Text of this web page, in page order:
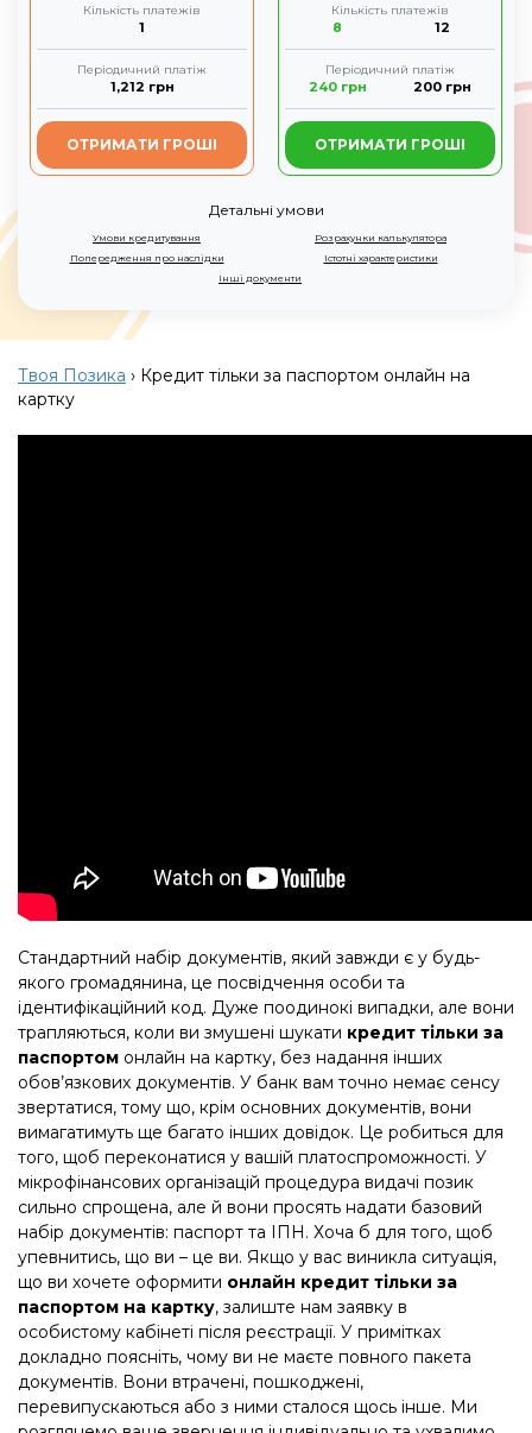
Кількість платежів
1
Періодичний платіж
1,212 грн
ОТРИМАТИ ГРОШІ
Кількість платежів
8 12
Періодичний платіж
240грн 200 грн
ОТРИМАТИ ГРОШІ
Детальні умови
Умови кредитування
Розрахунки калькулятора
Попередження про наслідки
Істотні характеристики
Інші документи
Твоя Позика › Кредит тільки за паспортом онлайн на
картку
Стандартний набір документів, який завжди є у будь-
якого громадянина, це посвідчення особи та
ідентифікаційний код. Дуже поодинокі випадки, але вони
трапляються, коли ви змушені шукати кредит тільки за
паспортом онлайн на картку, без надання інших
обов’язкових документів. У банк вам точно немає сенсу
звертатися, тому що, крім основних документів, вони
вимагатимуть ще багато інших довідок. Це робиться для
того, щоб переконатися у вашій платоспроможності. У
мікрофінансових організацій процедура видачі позик
сильно спрощена, але й вони просять надати базовий
набір документів: паспорт та ІПН. Хоча б для того, щоб
упевнитись, що ви – це ви. Якщо у вас виникла ситуація,
що ви хочете оформити онлайн кредит тільки за
паспортом на картку, залиште нам заявку в
особистому кабінеті після реєстрації. У примітках
докладно поясніть, чому ви не маєте повного пакета
документів. Вони втрачені, пошкоджені,
перевипускаються або з ними сталося щось інше. Ми